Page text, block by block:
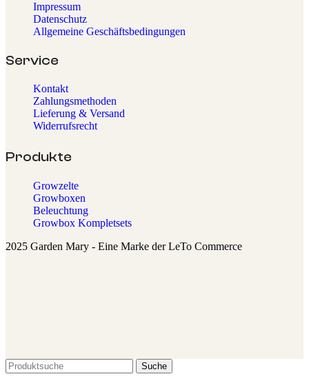
Impressum
Datenschutz
Allgemeine Geschäftsbedingungen
Service
Kontakt
Zahlungsmethoden
Lieferung & Versand
Widerrufsrecht
Produkte
Growzelte
Growboxen
Beleuchtung
Growbox Kompletsets
2025 Garden Mary - Eine Marke der LeTo Commerce
Suche